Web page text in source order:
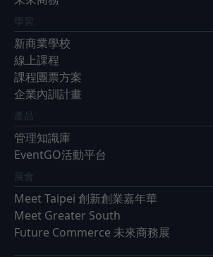
學習
新商業學校
線上課程
課程團票方案
企業內訓計畫
產品
管理知識庫
EventGO活動平台
展會
Meet Taipei 創新創業嘉年華
Meet Greater South
Future Commerce 未來商務展